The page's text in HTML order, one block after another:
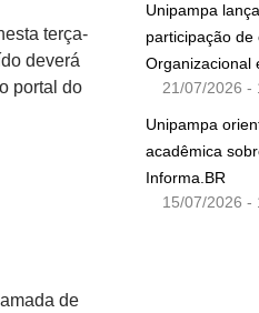
terça-
deverá
portal do
de
Unipampa
participação de
Organizacional
21/07/2026 -
Unipampa
acadêmica
Informa.BR
15/07/2026 -